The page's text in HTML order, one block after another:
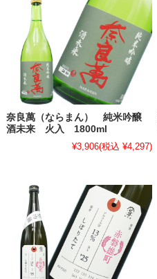
奈良萬（ならまん） 純米吟醸
酒未来 火入 1800ml
¥3,906(税込 ¥4,297)